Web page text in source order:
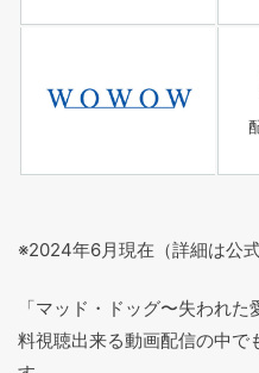
※2024年6月現在（詳細は公
「マッド・ドッグ〜失われ
料視聴出来る動画配信の中